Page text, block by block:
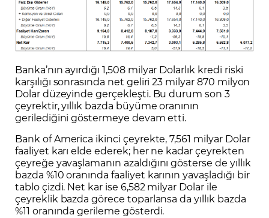
Banka’nın ayırdığı 1,508 milyar Dolarlık kredi riski
karşılığı sonrasında net geliri 23 milyar 870 milyon
Dolar düzeyinde gerçekleşti. Bu durum son 3
çeyrektir, yıllık bazda büyüme oranının
gerilediğini göstermeye devam etti.
Bank of America ikinci çeyrekte, 7,561 milyar Dolar
faaliyet karı elde ederek; her ne kadar çeyrekten
çeyreğe yavaşlamanın azaldığını gösterse de yıllık
bazda %10 oranında faaliyet karının yavaşladığı bir
tablo çizdi. Net kar ise 6,582 milyar Dolar ile
çeyreklik bazda görece toparlansa da yıllık bazda
%11 oranında gerileme gösterdi.